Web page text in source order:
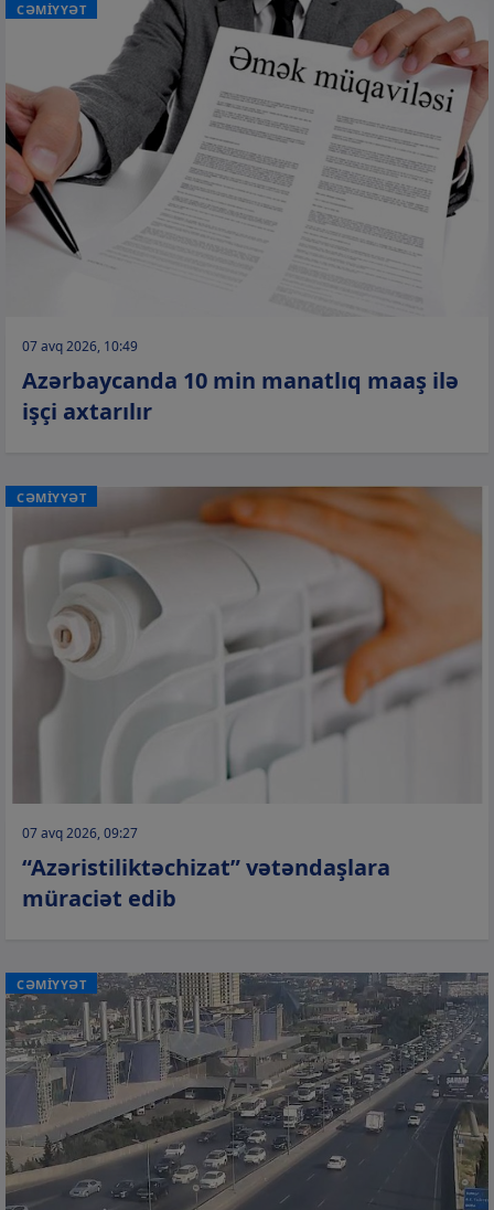
CƏMİYYƏT
07 avq 2026, 10:49
Azərbaycanda 10 min manatlıq maaş ilə
işçi axtarılır
CƏMİYYƏT
07 avq 2026, 09:27
“Azəristiliktəchizat” vətəndaşlara
müraciət edib
CƏMİYYƏT